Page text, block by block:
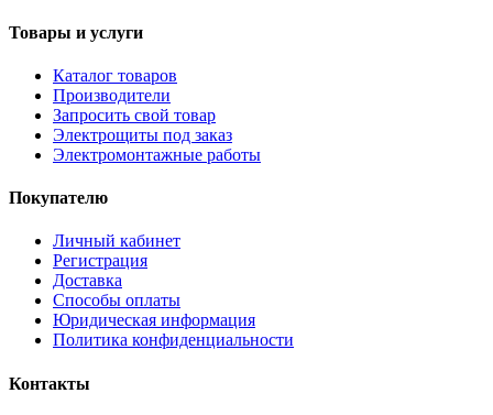
Товары и услуги
Каталог товаров
Производители
Запросить свой товар
Электрощиты под заказ
Электромонтажные работы
Покупателю
Личный кабинет
Регистрация
Доставка
Способы оплаты
Юридическая информация
Политика конфиденциальности
Контакты